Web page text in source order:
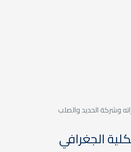
وشركة الحديد والصلب
الجغرافي